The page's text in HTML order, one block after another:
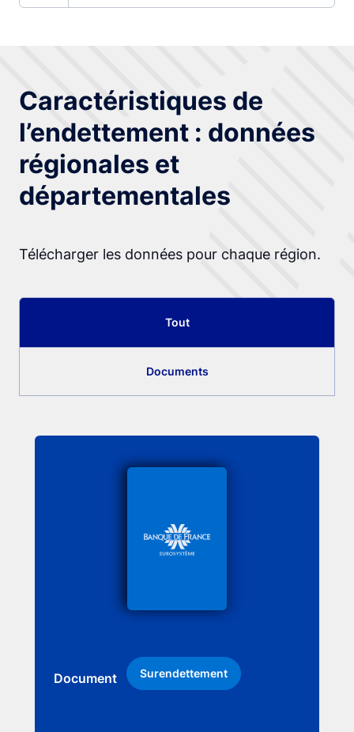
Caractéristiques de
l’endettement : données
régionales et
départementales
Télécharger les données pour chaque région.
Tout
Documents
Document Surendettement